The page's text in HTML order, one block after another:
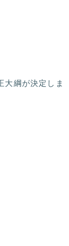
大綱が決定しま